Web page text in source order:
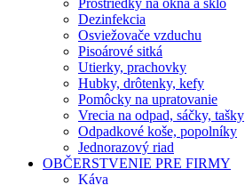
Prostriedky na okná a sklo
Dezinfekcia
Osviežovače vzduchu
Pisoárové sitká
Utierky, prachovky
Hubky, drôtenky, kefy
Pomôcky na upratovanie
Vrecia na odpad, sáčky, tašky
Odpadkové koše, popolníky
Jednorazový riad
OBČERSTVENIE PRE FIRMY
Káva